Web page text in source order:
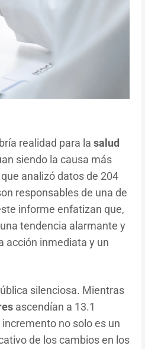
realidad para la salud
siendo la causa más
analizó datos de 204
responsables de una de
informe enfatizan que,
tendencia alarmante y
acción inmediata y un
silenciosa. Mientras
ascendían a 13.1
no solo es un
de los cambios en los